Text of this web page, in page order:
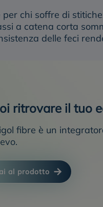
chi soffre di
a catena corta
delle feci
ritrovare il tuo
fibre è un
al prodotto